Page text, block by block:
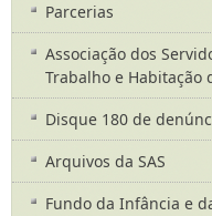
Parcerias
Associação dos
Trabalho e Habitação
Disque 180 de
Arquivos da SAS
Fundo da Infância e